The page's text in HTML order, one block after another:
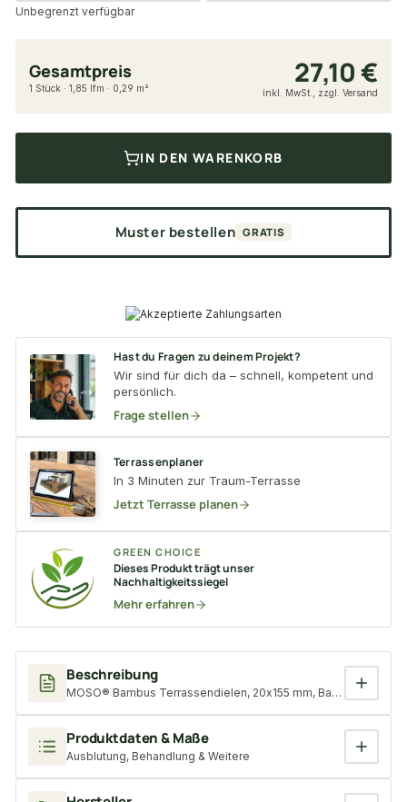
Beschreibung
MOSO® Bambus Terrassendielen, 20x155 mm, Bamboo N-
Produktdaten & Maße
Ausblutung, Behandlung & Weitere
Unbegrenzt verfügbar
Gesamtpreis 27,10 €
1 Stück · 1,85 lfm · 0,29 m² inkl. MwSt., zzgl. Versand
IN DEN WARENKORB
Muster bestellen GRATIS
Hast du Fragen zu deinem Projekt?
Wir sind für dich da – schnell, kompetent und
persönlich.
Frage stellen
Terrassenplaner
In 3 Minuten zur Traum-Terrasse
Jetzt Terrasse planen
GREEN CHOICE
Dieses Produkt trägt unser
Nachhaltigkeitssiegel
Mehr erfahren